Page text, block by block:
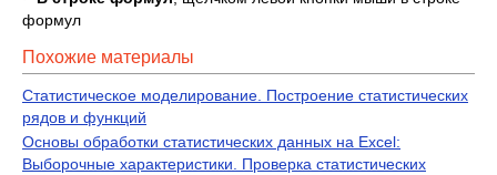
формул
Похожие материалы
Статистическое моделирование. Построение статистических
рядов и функций
Основы обработки статистических данных на Excel:
Выборочные характеристики. Проверка статистических